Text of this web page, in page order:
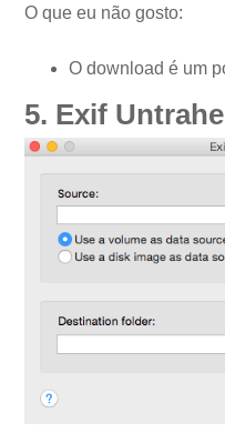
O que eu não gosto:
O download é um
5. Exif